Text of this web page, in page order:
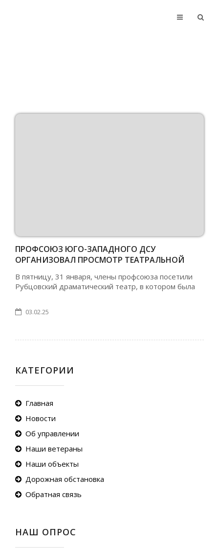
ПРОФСОЮЗ ЮГО-ЗАПАДНОГО ДСУ
ОРГАНИЗОВАЛ ПРОСМОТР ТЕАТРАЛЬНОЙ
В пятницу, 31 января, члены профсоюза посетили
Рубцовский драматический театр, в котором была
03.02.25
КАТЕГОРИИ
Главная
Новости
Об управлении
Наши ветераны
Наши объекты
Дорожная обстановка
Обратная связь
НАШ ОПРОС